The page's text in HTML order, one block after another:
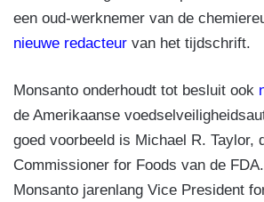
een oud-werknemer van de
nieuwe redacteur van het tijdschrift.
Monsanto onderhoudt tot besluit ook
de Amerikaanse
goed voorbeeld is Michael R. Taylor,
Commissioner for Foods van de
Monsanto jarenlang Vice President